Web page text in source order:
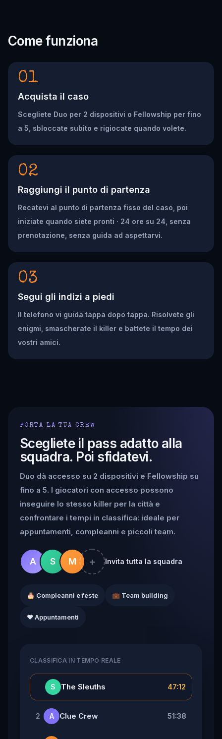
Come funziona
01
Acquista il caso
Scegliete Duo per 2 dispositivi o Fellowship per fino
a 5, sbloccate subito e rigiocate quando volete.
02
Raggiungi il punto di partenza
Recatevi al punto di partenza fisso del caso, poi
iniziate quando siete pronti · 24 ore su 24, senza
prenotazione, senza guida ad aspettarvi.
03
Segui gli indizi a piedi
Il telefono vi guida tappa dopo tappa. Risolvete gli
enigmi, smascherate il killer e battete il tempo dei
vostri amici.
PORTA LA TUA CREW
Scegliete il pass adatto alla
squadra. Poi sfidatevi.
Duo dà accesso su 2 dispositivi e Fellowship su
fino a 5. I giocatori con accesso possono
inseguire lo stesso killer per la città e
confrontare i tempi in classifica: ideale per
appuntamenti, compleanni e piccoli team.
A S M + Invita tutta la squadra
🎂 Compleanni e feste 💼 Team building
❤️ Appuntamenti
CLASSIFICA IN TEMPO REALE
S The Sleuths 47:12
2 A Clue Crew 51:38